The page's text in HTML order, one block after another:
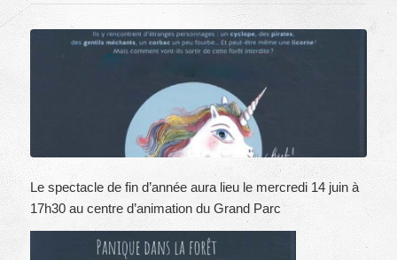
Le spectacle de fin d’année aura lieu le mercredi 14 juin à
17h30 au centre d’animation du Grand Parc